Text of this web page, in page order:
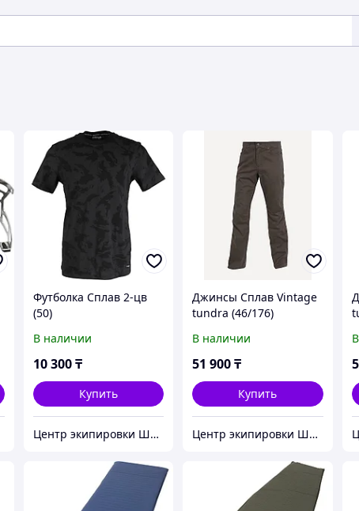
Футболка Сплав 2-цв
(50)
В наличии
10 300₸
Купить
Центр экипировки Штурм
Джинсы Сплав Vintage
tundra (46/176)
В наличии
51 900₸
Купить
Центр экипировки Штурм